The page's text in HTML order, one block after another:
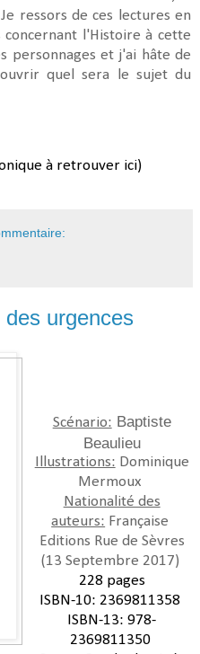
ressors de ces lectures en
concernant l'Histoire à cette
personnages et j'ai hâte de
quel sera le sujet du
à retrouver ici)
urgences
Scénario: Baptiste
Beaulieu
Illustrations: Dominique
Mermoux
Nationalité des
auteurs: Française
Editions Rue de Sèvres
(13 Septembre 2017)
228 pages
ISBN-10: 2369811358
ISBN-13:978-
2369811350